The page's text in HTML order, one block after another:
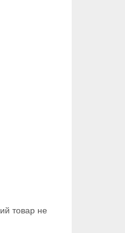
товар не